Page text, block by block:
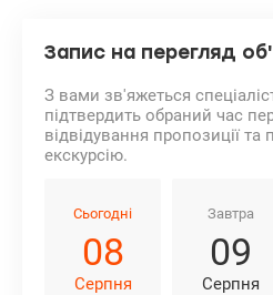
Запис на перегляд
З вами зв'яжеться
підтвердить обраний час
відвідування пропозиції
екскурсію.
Сьогодні
08
Серпня
Завтра
09
Серпня